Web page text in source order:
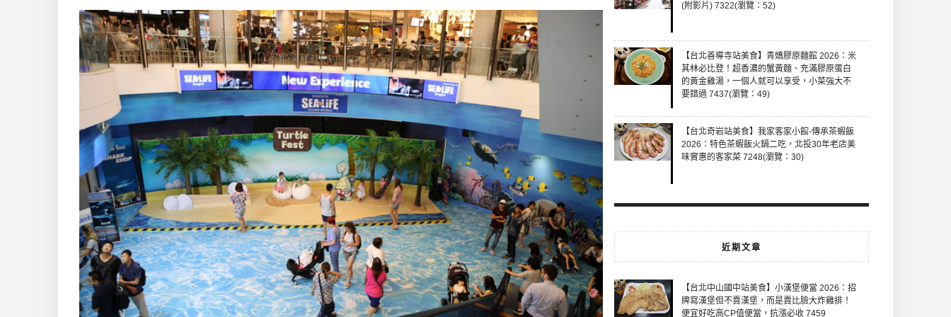
(附影片) 7322(瀏覽：52)
【台北善導寺站美食】青嬌膠原麵館 2026：米
其林必比登！超香濃的蟹黃麵、充滿膠原蛋白
的黃金雞湯，一個人就可以享受，小菜強大不
要錯過 7437(瀏覽：49)
【台北奇岩站美食】我家客家小館-傳承茶蝦飯
2026：特色茶蝦飯火鍋二吃，北投30年老店美
味實惠的客家菜 7248(瀏覽：30)
近期文章
【台北中山國中站美食】小漢堡便當 2026：招
牌寫漢堡但不賣漢堡，而是賣比臉大炸雞排！
便宜好吃高CP值便當，抗漲必收 7459